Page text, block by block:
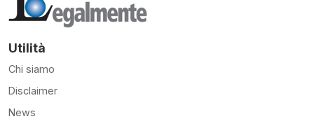
Utilità
Chi siamo
Disclaimer
News